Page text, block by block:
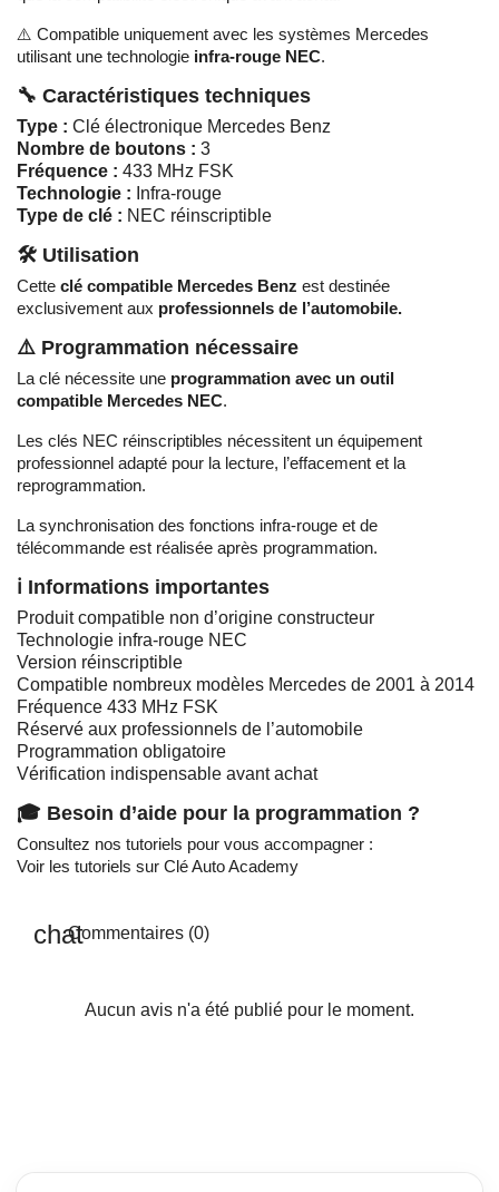
⚠️ Compatible uniquement avec les systèmes Mercedes
utilisant une technologie infra-rouge NEC.
🔧 Caractéristiques techniques
Type : Clé électronique Mercedes Benz
Nombre de boutons : 3
Fréquence : 433 MHz FSK
Technologie : Infra-rouge
Type de clé : NEC réinscriptible
🛠️ Utilisation
Cette clé compatible Mercedes Benz est destinée
exclusivement aux professionnels de l’automobile.
⚠️ Programmation nécessaire
La clé nécessite une programmation avec un outil
compatible Mercedes NEC.
Les clés NEC réinscriptibles nécessitent un équipement
professionnel adapté pour la lecture, l’effacement et la
reprogrammation.
La synchronisation des fonctions infra-rouge et de
télécommande est réalisée après programmation.
ℹ️ Informations importantes
Produit compatible non d’origine constructeur
Technologie infra-rouge NEC
Version réinscriptible
Compatible nombreux modèles Mercedes de 2001 à 2014
Fréquence 433 MHz FSK
Réservé aux professionnels de l’automobile
Programmation obligatoire
Vérification indispensable avant achat
🎓 Besoin d’aide pour la programmation ?
Consultez nos tutoriels pour vous accompagner :
Voir les tutoriels sur Clé Auto Academy
Commentaires (0)
Aucun avis n'a été publié pour le moment.